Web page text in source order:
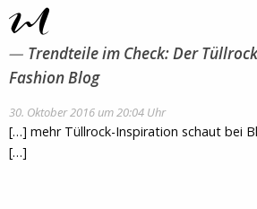
Trendteile im Check: Der
Fashion Blog
30. Oktober 2016 um 20:04 Uhr
[…] mehr Tüllrock-Inspiration schaut bei
[…]